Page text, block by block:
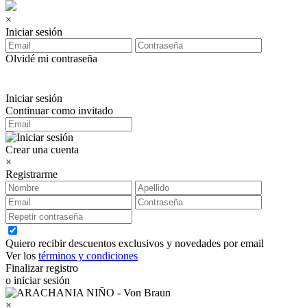
×
Iniciar sesión
Olvidé mi contraseña
Iniciar sesión
Continuar como invitado
Crear una cuenta
×
Registrarme
Quiero recibir descuentos exclusivos y novedades por email
Ver los términos y condiciones
Finalizar registro
o iniciar sesión
×